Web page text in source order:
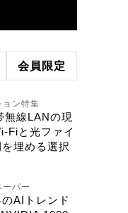
会員限定
ョン特集
無線LANの現
と光ファイ
埋める選択
パー
AIトレンド